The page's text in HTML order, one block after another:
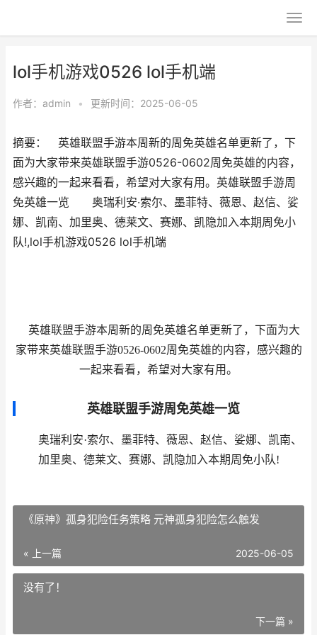
lol手机游戏0526 lol手机端
作者： admin • 更新时间：2025-06-05
摘要： 英雄联盟手游本周新的周免英雄名单更新了，下
面为大家带来英雄联盟手游0526-0602周免英雄的内容，
感兴趣的一起来看看，希望对大家有用。英雄联盟手游周
免英雄一览 奥瑞利安·索尔、墨菲特、薇恩、赵信、娑
娜、凯南、加里奥、德莱文、赛娜、凯隐加入本期周免小
队!,lol手机游戏0526 lol手机端
英雄联盟手游本周新的周免英雄名单更新了，下面为大
家带来英雄联盟手游0526-0602周免英雄的内容，感兴趣的
一起来看看，希望对大家有用。
英雄联盟手游周免英雄一览
奥瑞利安·索尔、墨菲特、薇恩、赵信、娑娜、凯南、
加里奥、德莱文、赛娜、凯隐加入本期周免小队!
《原神》孤身犯险任务策略 元神孤身犯险怎么触发
« 上一篇 2025-06-05
没有了！
下一篇 »